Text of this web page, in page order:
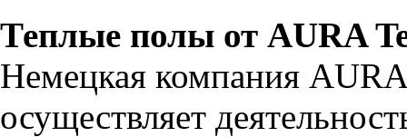
Теплые полы от AURA
Немецкая компания
осуществляет